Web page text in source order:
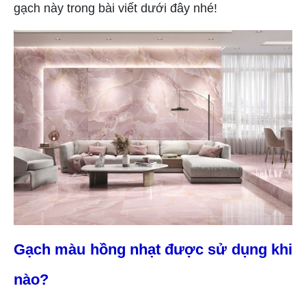
gạch này trong bài viết dưới đây nhé!
Gạch màu hồng nhạt được sử dụng khi
nào?